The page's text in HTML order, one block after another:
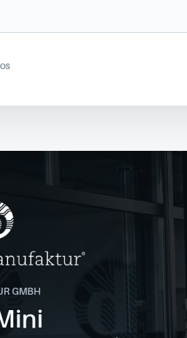
GMBH